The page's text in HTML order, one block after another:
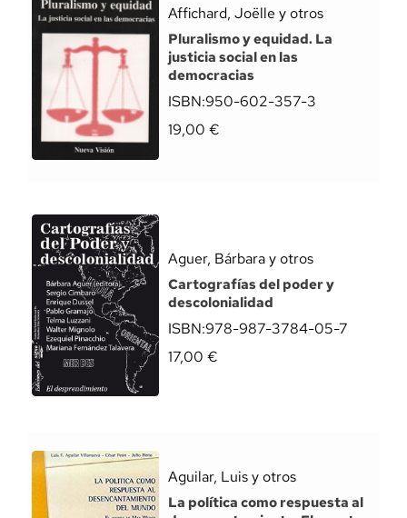
Affichard, Joëlle y otros
Pluralismo y equidad. La
justicia social en las
democracias
ISBN:950-602-357-3
19,00 €
Aguer, Bárbara y otros
Cartografías del poder y
descolonialidad
ISBN:978-987-3784-05-7
17,00 €
Aguilar, Luis y otros
La política como respuesta al